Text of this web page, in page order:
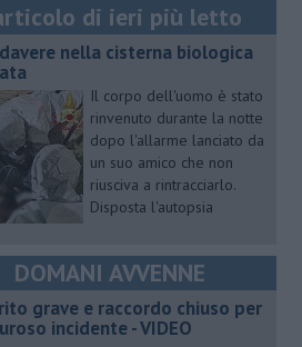
di ieri più letto
nella cisterna biologica
Il corpo dell'uomo è stato
rinvenuto durante la notte
dopo l'allarme lanciato da
un suo amico che non
riusciva a rintracciarlo.
Disposta l'autopsia
DOMANI AVVENNE
grave e raccordo chiuso per
incidente - VIDEO